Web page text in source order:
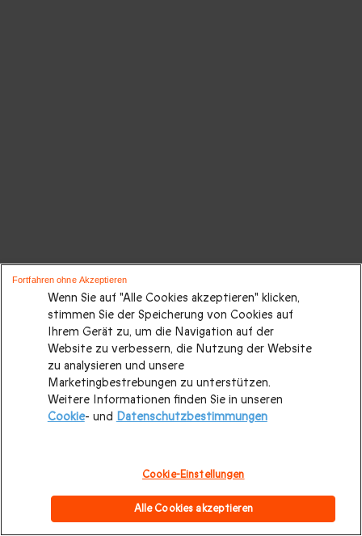
Wenn Sie auf "Alle Cookies akzeptieren" klicken,
stimmen Sie der Speicherung von Cookies auf
Ihrem Gerät zu, um die Navigation auf der
Website zu verbessern, die Nutzung der Website
zu analysieren und unsere
Marketingbestrebungen zu unterstützen.
Weitere Informationen finden Sie in unseren
Cookie- und Datenschutzbestimmungen
Cookie-Einstellungen
Alle Cookies akzeptieren
Fortfahren ohne Akzeptieren